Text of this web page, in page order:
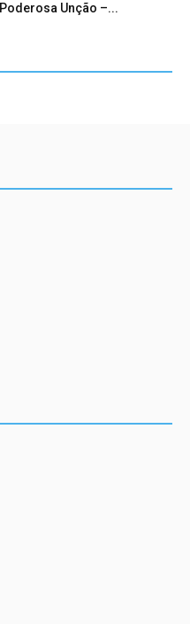
Poderosa Unção –...